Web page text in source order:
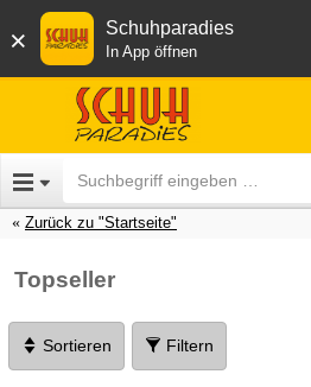
× Schuhparadies
In App öffnen
Zurück zu "Startseite"
Topseller
Sortieren Filtern